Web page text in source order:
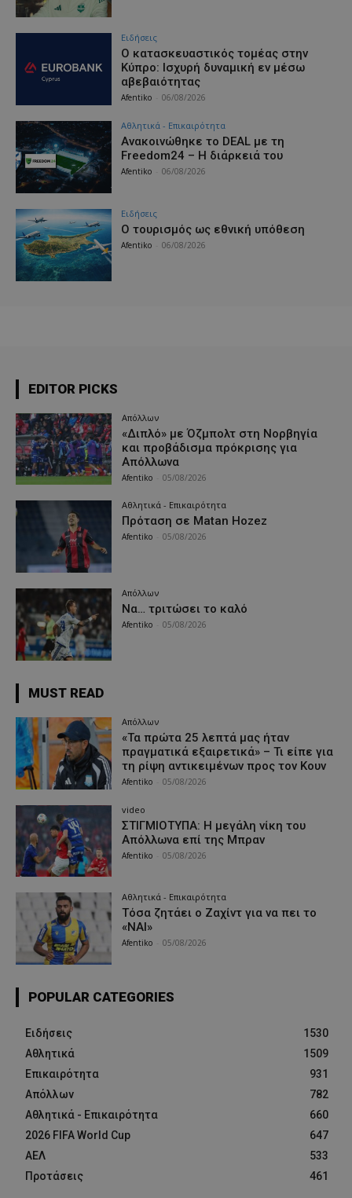
Ειδήσεις
Ο κατασκευαστικός τομέας στην
Κύπρο: Ισχυρή δυναμική εν μέσω
αβεβαιότητας
Afentiko 06/08/2026
Αθλητικά - Επικαιρότητα
Ανακοινώθηκε το DEAL με τη
Freedom24 – Η διάρκειά του
Afentiko 06/08/2026
Ειδήσεις
Ο τουρισμός ως εθνική υπόθεση
Afentiko 06/08/2026
EDITOR PICKS
Απόλλων
«Διπλό» με Όζμπολτ στη Νορβηγία
και προβάδισμα πρόκρισης για
Απόλλωνα
Afentiko 05/08/2026
Αθλητικά - Επικαιρότητα
Πρόταση σε Matan Hozez
Afentiko 05/08/2026
Απόλλων
Να… τριτώσει το καλό
Afentiko 05/08/2026
MUST READ
Απόλλων
«Τα πρώτα 25 λεπτά μας ήταν
πραγματικά εξαιρετικά» – Τι είπε για
τη ρίψη αντικειμένων προς τον Κουν
Afentiko 05/08/2026
video
ΣΤΙΓΜΙΟΤΥΠΑ: Η μεγάλη νίκη του
Απόλλωνα επί της Μπραν
Afentiko 05/08/2026
Αθλητικά - Επικαιρότητα
Τόσα ζητάει ο Ζαχίντ για να πει το
«ΝΑΙ»
Afentiko 05/08/2026
POPULAR CATEGORIES
Ειδήσεις
1530
Αθλητικά
1509
Επικαιρότητα
931
Απόλλων
782
Αθλητικά - Επικαιρότητα
660
2026 FIFA World Cup
647
ΑΕΛ
533
Προτάσεις
461